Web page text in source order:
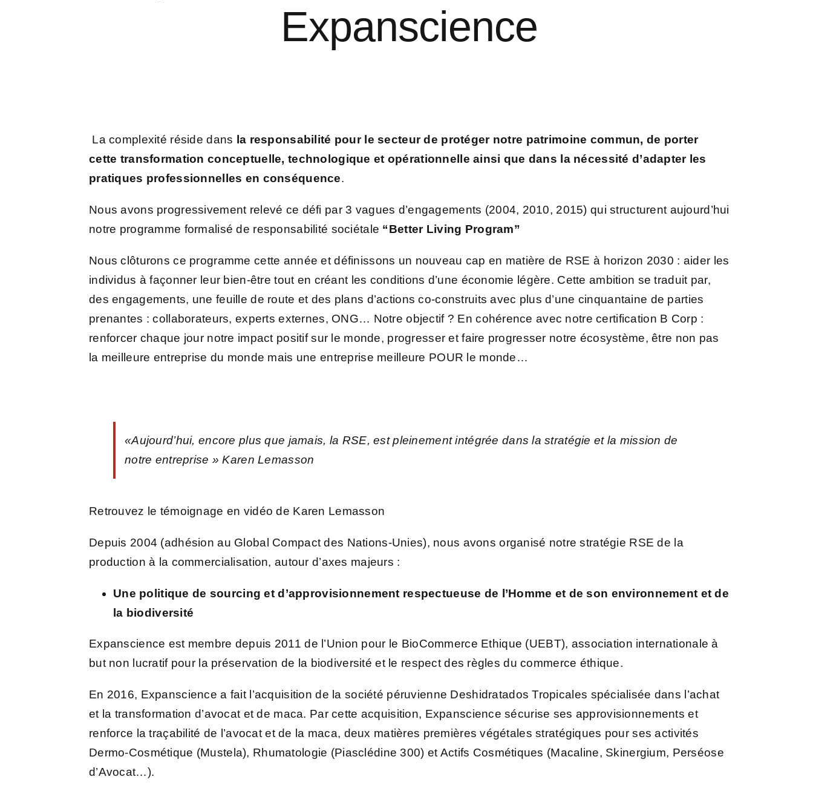
Expanscience
La complexité réside dans la responsabilité pour le secteur de protéger notre patrimoine commun, de porter
cette transformation conceptuelle, technologique et opérationnelle ainsi que dans la nécessité d’adapter les
pratiques professionnelles en conséquence.
Nous avons progressivement relevé ce défi par 3 vagues d’engagements (2004, 2010, 2015) qui structurent aujourd’hui
notre programme formalisé de responsabilité sociétale “Better Living Program”
Nous clôturons ce programme cette année et définissons un nouveau cap en matière de RSE à horizon 2030 : aider les
individus à façonner leur bien-être tout en créant les conditions d’une économie légère. Cette ambition se traduit par,
des engagements, une feuille de route et des plans d’actions co-construits avec plus d’une cinquantaine de parties
prenantes : collaborateurs, experts externes, ONG… Notre objectif ? En cohérence avec notre certification B Corp :
renforcer chaque jour notre impact positif sur le monde, progresser et faire progresser notre écosystème, être non pas
la meilleure entreprise du monde mais une entreprise meilleure POUR le monde…
«Aujourd’hui, encore plus que jamais, la RSE, est pleinement intégrée dans la stratégie et la mission de
notre entreprise » Karen Lemasson
Retrouvez le témoignage en vidéo de Karen Lemasson
Depuis 2004 (adhésion au Global Compact des Nations-Unies), nous avons organisé notre stratégie RSE de la
production à la commercialisation, autour d’axes majeurs :
Une politique de sourcing et d’approvisionnement respectueuse de l’Homme et de son environnement et de
la biodiversité
Expanscience est membre depuis 2011 de l’Union pour le BioCommerce Ethique (UEBT), association internationale à
but non lucratif pour la préservation de la biodiversité et le respect des règles du commerce éthique.
En 2016, Expanscience a fait l’acquisition de la société péruvienne Deshidratados Tropicales spécialisée dans l’achat
et la transformation d’avocat et de maca. Par cette acquisition, Expanscience sécurise ses approvisionnements et
renforce la traçabilité de l’avocat et de la maca, deux matières premières végétales stratégiques pour ses activités
Dermo-Cosmétique (Mustela), Rhumatologie (Piasclédine 300) et Actifs Cosmétiques (Macaline, Skinergium, Perséose
d’Avocat…).